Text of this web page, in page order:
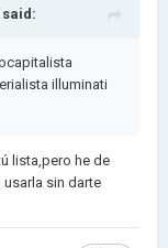
said:
illuminati
lista,pero he de
sin darte